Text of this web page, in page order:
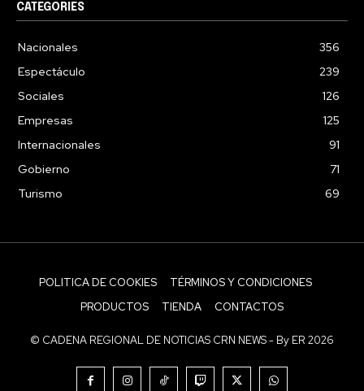
CATEGORIES
Nacionales
356
Espectáculo
239
Sociales
126
Empresas
125
Internacionales
91
Gobierno
71
Turismo
69
POLITICA DE COOKIES
TÉRMINOS Y CONDICIONES
PRODUCTOS
TIENDA CONTACTOS
© CADENA REGIONAL DE NOTICIAS CRN NEWS - By ER 2026